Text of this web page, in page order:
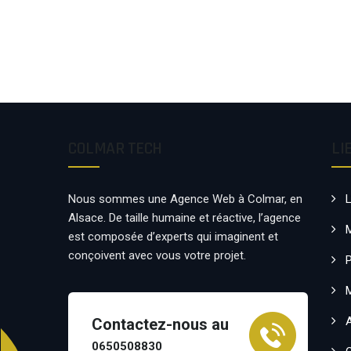
Nous sommes une Agence Web à Colmar, en
Alsace. De taille humaine et réactive, l’agence
est composée d’experts qui imaginent et
conçoivent avec vous votre projet.
Contactez-nous au
0650508830